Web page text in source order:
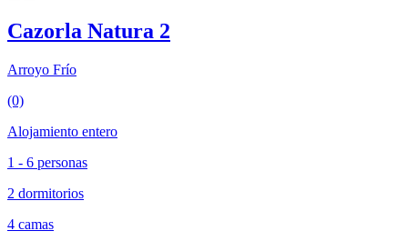
Cazorla Natura 2
Arroyo Frío
(0)
Alojamiento entero
1 - 6 personas
2 dormitorios
4 camas